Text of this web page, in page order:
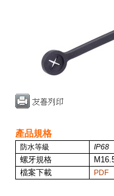
產品規格
防水等級 IP68
螺牙規格
檔案下載
PDF